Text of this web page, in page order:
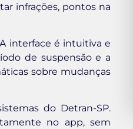
infrações, pontos na
interface é intuitiva e
de suspensão e a
sobre mudanças
do Detran-SP.
no app, sem